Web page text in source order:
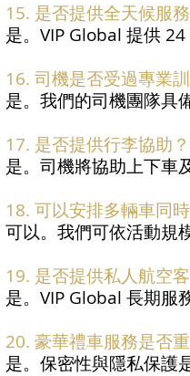
15. 是否提供全天候服
是。VIP Global 提供 24
16. 司機是否受過專業
是。我們的司機團隊具
17. 是否提供行李協助？
是。司機將協助上下車
18. 可以安排多輛車同
可以。我們可依活動規
19. 是否提供私人航空
是。VIP Global 長期服
20. 豪華禮車服務是否
是。保密性與隱私保護